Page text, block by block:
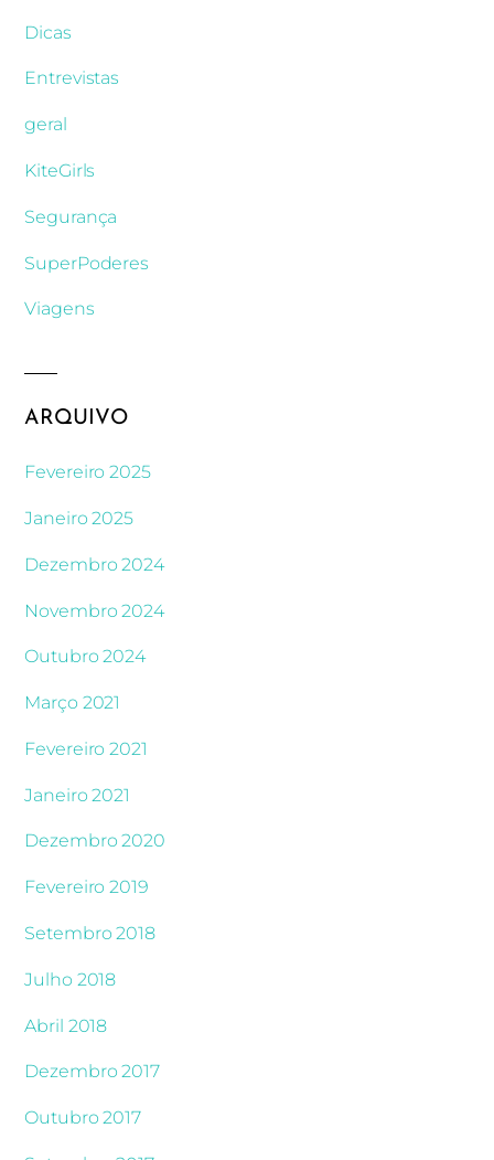
Dicas
Entrevistas
geral
KiteGirls
Segurança
SuperPoderes
Viagens
ARQUIVO
Fevereiro 2025
Janeiro 2025
Dezembro 2024
Novembro 2024
Outubro 2024
Março 2021
Fevereiro 2021
Janeiro 2021
Dezembro 2020
Fevereiro 2019
Setembro 2018
Julho 2018
Abril 2018
Dezembro 2017
Outubro 2017